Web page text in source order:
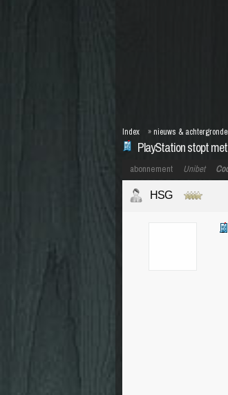
PlayStation stopt met
Index » nieuws &
abonnement Unibet
HSG